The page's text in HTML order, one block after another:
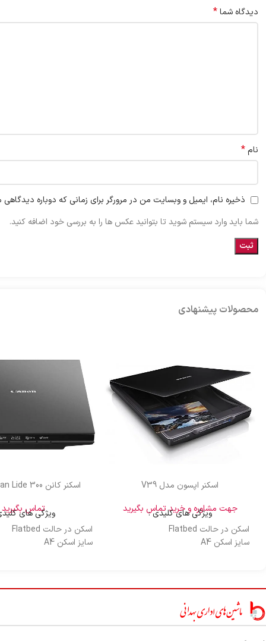
دیدگاه شما*
نام*
ذخیره نام، ایمیل و وبسایت من در مرورگر برای زمانی که دوباره
شما باید وارد سیستم شوید تا بتوانید عکس ها را به بررسی خود اضافه کنید.
محصولات پیشنهادی
اسکنر اپسون مدل V39
جهت مشاوره و خرید تماس بگیرید
ویژگی های کلیدی :
اسکن در حالت Flatbed
سایز اسکن A4
اسکنر کانن CanonScan Lide 300
تماس بگیرید
ویژگی های
اسکن در حالت Flatbed
سایز اسکن A4